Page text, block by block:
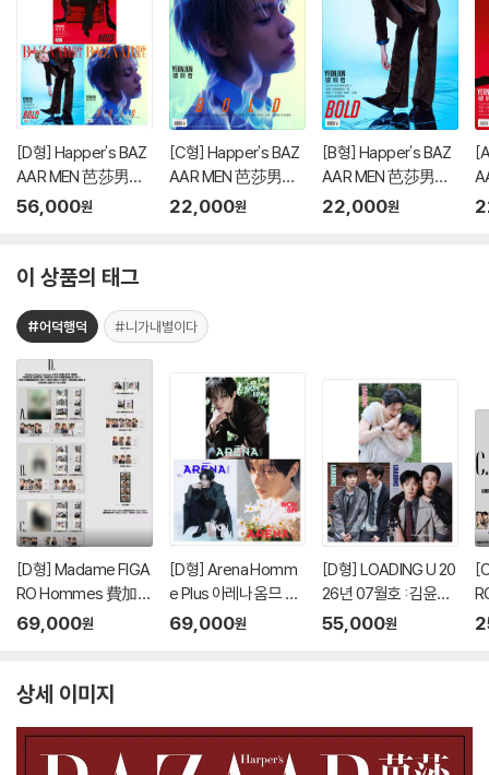
[D형] Happer's BAZ
AAR MEN 芭莎男士
하퍼스 바자 맨 중국 20
버 (형 잡지+B형 잡지
장)
56,000원
[C형] Happer's BAZ
AAR MEN 芭莎男士
하퍼스 바자 맨 중국 20
22,000원
[B형] Happer's BAZ
AAR MEN 芭莎男士
하퍼스 바자 맨 중국 20
22,000원
이 상품의 태그
#어덕행덕 #니가내별이다
[D형] Madame FIGA
RO Hommes 費加
羅男士 마담 피가로 옴
박시우 커버 (A형 잡지
+랜덤 카드 35장+인
생 네컷 1장)
69,000원
[D형] Arena Homm
e Plus 아레나 옴므 플
러스 중국 2026년 05
+인생네컷 1장)
69,000원
[D형] LOADING U 20
26년 07월호 : 김윤식
&박시우 커버 (A형 잡
55,000원
상세 이미지